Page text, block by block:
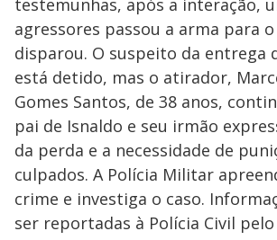
testemunhas, após a interação,
agressores passou a arma para
disparou. O suspeito da entrega
está detido, mas o atirador,
Gomes Santos, de 38 anos,
pai de Isnaldo e seu irmão
da perda e a necessidade de
culpados. A Polícia Militar
crime e investiga o caso.
ser reportadas à Polícia Civil